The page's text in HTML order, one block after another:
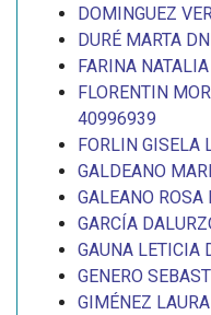
DOMINGUEZ
DURÉ MARTA
FARINA
FLORENTIN
40996939
FORLIN
GALDEANO
GALEANO
GARCÍA
GAUNA LETICIA
GENERO
GIMÉNEZ